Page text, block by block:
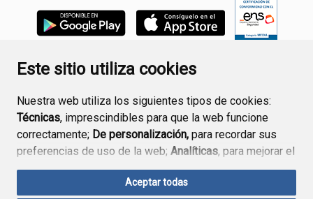
Este sitio utiliza cookies
Nuestra web utiliza los siguientes tipos de cookies:
Técnicas, imprescindibles para que la web funcione
correctamente; De personalización, para recordar sus
preferencias de uso de la web; Analíticas, para mejorar el
funcionamiento de la web y sus servicios.
Si acepta pulsando el botón“Aceptar todas”
Aceptar todas